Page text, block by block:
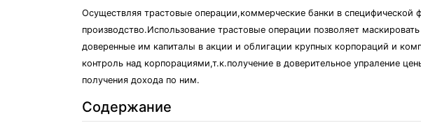
Осуществляя трастовые операции,коммерческие банки в
производство.Использование трастовые операции позволяет
доверенные им капиталы в акции и облигации крупных корпораций и
контроль над корпорациями,т.к.получение в доверительное упраление
получения дохода по ним.
Содержание